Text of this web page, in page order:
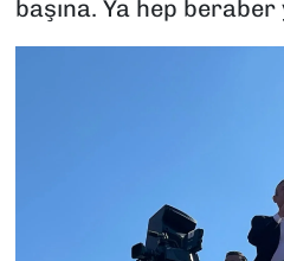
başına. Ya hep